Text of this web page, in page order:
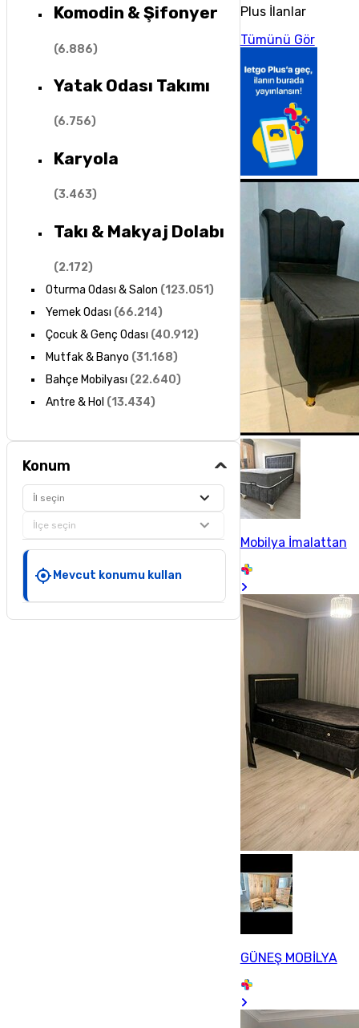
Komodin & Şifonyer
(6.886)
Yatak Odası Takımı
(6.756)
Karyola
(3.463)
Takı & Makyaj Dolabı
(2.172)
Oturma Odası & Salon (123.051)
Yemek Odası (66.214)
Çocuk & Genç Odası (40.912)
Mutfak & Banyo (31.168)
Bahçe Mobilyası (22.640)
Antre & Hol (13.434)
Konum
İl seçin
İlçe seçin
Mevcut konumu kullan
Plus İlanlar
Tümünü Gör
Mobilya İmalattan
GÜNEŞ MOBİLYA